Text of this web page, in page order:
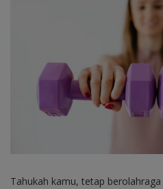
Tahukah kamu, tetap